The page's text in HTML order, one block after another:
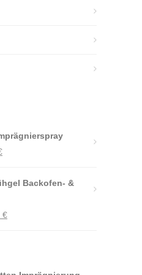
Aktueller
ist:
Backofen- &
€Aktueller